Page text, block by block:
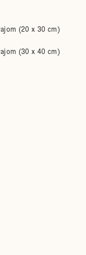
(20 x 30 cm)
(30 x 40 cm)